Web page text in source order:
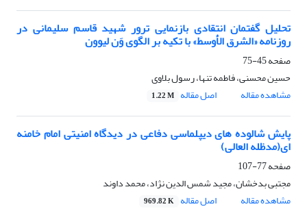
تحلیل گفتمان انتقادی بازنمایی ترور شهید قاسم سلیمانی در
روزنامه «الشرق الأوسط» با تکیه بر الگوی وَن لیوون
صفحه45-75
حسین محسنی، فاطمه تنها، رسول بلاوی
مشاهده مقاله
اصل مقاله 1.22 M
پایش شالوده های دیپلماسی دفاعی در دیدگاه امنیتی امام خامنه
ای(مدظله العالی)
صفحه77-107
مجتبی بدخشان، مجید شمس الدین نژاد، محمد داوند
مشاهده مقاله
اصل مقاله 969.82 K